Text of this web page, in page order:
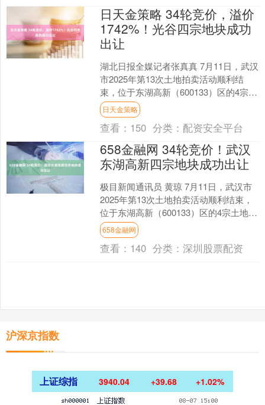
日天金策略 34轮竞价，溢价
1742%！光谷四宗地块成功
出让
湖北日报全媒记者张真真 7月11日，武汉
市2025年第13次土地拍卖活动顺利结
束，位于东湖高新（600133）区的4宗土
地全部成功出让，成交面积16.44公
顷，....
日天金策略
查看： 150 分类： 配资安全平台
658金融网 34轮竞价！武汉
东湖高新四宗地块成功出让
极目新闻通讯员 黄琼 7月11日，武汉市
2025年第13次土地拍卖活动顺利结束，
位于东湖高新（600133）区的4宗土地全
部成功出让，成交土地面积16.44公顷....
658金融网
查看： 140 分类：深圳股票配资
沪深京指数
上证综指 3940.04 +39.68 +1.02%